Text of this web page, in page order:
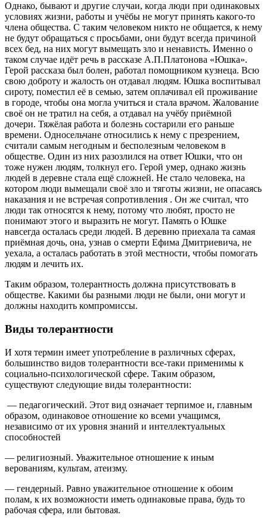
Однако, бывают и другие случаи, когда люди при одинаковых
условиях жизни, работы и учёбы не могут принять какого-то
члена общества. С таким человеком никто не общается, к нему
не будут обращаться с просьбами, они будут всегда причиной
всех бед, на них могут вымещать зло и ненависть. Именно о
таком случае идёт речь в рассказе А.П.Платонова «Юшка».
Герой рассказа был болен, работал помощником кузнеца. Всю
свою доброту и жалость он отдавал людям. Юшка воспитывал
сироту, поместил её в семью, затем оплачивал ей проживание
в городе, чтобы она могла учиться и стала врачом. Жалование
своё он не тратил на себя, а отдавал на учёбу приёмной
дочери. Тяжёлая работа и болезнь состарили его раньше
времени. Односельчане относились к нему с презрением,
считали самым негодным и бесполезным человеком в
обществе. Один из них разозлился на ответ Юшки, что он
тоже нужен людям, толкнул его. Герой умер, однако жизнь
людей в деревне стала ещё сложней. Не стало человека, на
котором люди вымещали своё зло и тяготы жизни, не опасаясь
наказания и не встречая сопротивления . Он же считал, что
люди так относятся к нему, потому что любят, просто не
понимают этого и выразить не могут. Память о Юшке
навсегда осталась среди людей. В деревню приехала та самая
приёмная дочь, она, узнав о смерти Ефима Дмитриевича, не
уехала, а осталась работать в этой местности, чтобы помогать
людям и лечить их.
Таким образом, толерантность должна присутствовать в
обществе. Какими бы разными люди не были, они могут и
должны находить компромиссы.
Виды толерантности
И хотя термин имеет употребление в различных сферах,
большинство видов толерантности все-таки применимы к
социально-психологической сфере. Таким образом,
существуют следующие виды толерантности:
— педагогический. Этот вид означает терпимое и, главным
образом, одинаковое отношение ко всеми учащимся,
независимо от их уровня знаний и интеллектуальных
способностей
— религиозный. Уважительное отношение к иным
верованиям, культам, атеизму.
— гендерный. Равно уважительное отношение к обоим
полам, к их возможности иметь одинаковые права, будь то
рабочая сфера, или бытовая.